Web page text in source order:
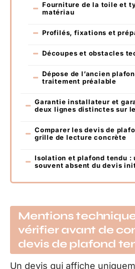
Fourniture de la toile et
matériau
Profilés, fixations et
Découpes et obstacles
Dépose de l’ancien
traitement préalable
Garantie installateur et
deux lignes distinctes sur
Comparer les devis de
grille de lecture concrète
Isolation et plafond tendu :
souvent absent du devis
Mentions
vérifier avant de
devis de plafond
Un devis qui affiche